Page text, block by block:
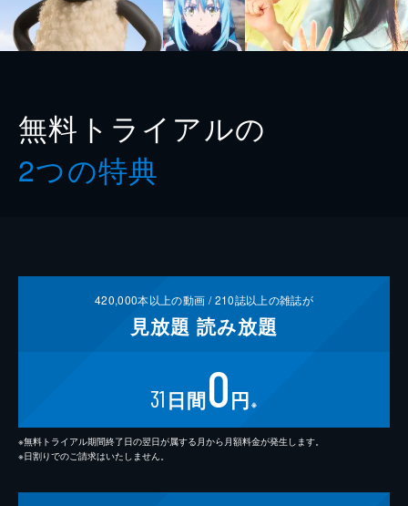
無料トライアルの
2つの特典
420,000本以上の動画 /210誌以上の雑誌が
見放題 読み放題
31 日間0円 ※
※無料トライアル期間終了日の翌日が属する月から月額料金が発生します。
※日割りでのご請求はいたしません。